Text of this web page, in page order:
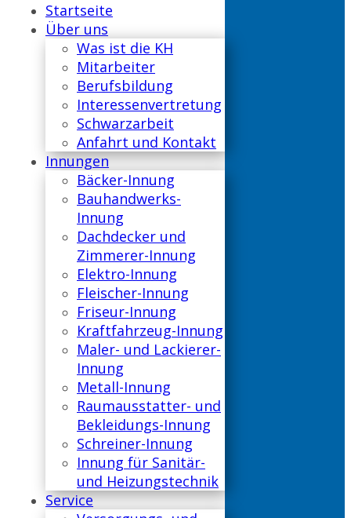
Startseite
Über uns
Was ist die KH
Mitarbeiter
Berufsbildung
Interessenvertretung
Schwarzarbeit
Anfahrt und Kontakt
Innungen
Bäcker-Innung
Bauhandwerks-
Innung
Dachdecker und
Zimmerer-Innung
Elektro-Innung
Fleischer-Innung
Friseur-Innung
Kraftfahrzeug-Innung
Maler- und Lackierer-
Innung
Metall-Innung
Raumausstatter- und
Bekleidungs-Innung
Schreiner-Innung
Innung für Sanitär-
und Heizungstechnik
Service